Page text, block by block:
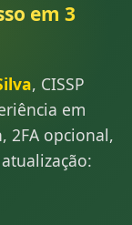
em 3
, CISSP
em
2FA opcional,